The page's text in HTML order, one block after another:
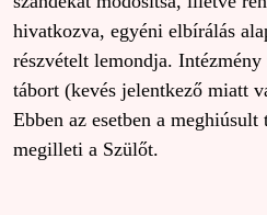
hivatkozva, egyéni elbírálás
részvételt lemondja.
tábort (kevés jelentkező miatt
Ebben az esetben a
megilleti a Szülőt.